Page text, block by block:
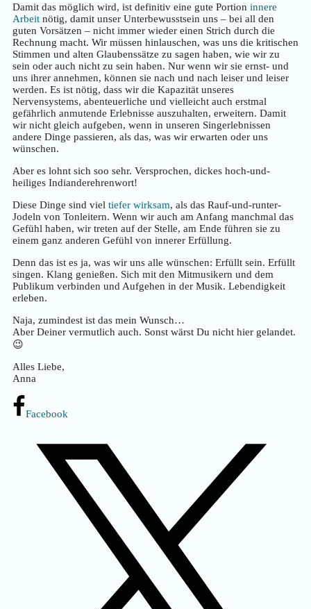
Damit das möglich wird, ist definitiv eine gute Portion innere
Arbeit nötig, damit unser Unterbewusstsein uns – bei all den
guten Vorsätzen – nicht immer wieder einen Strich durch die
Rechnung macht. Wir müssen hinlauschen, was uns die kritischen
Stimmen und alten Glaubenssätze zu sagen haben, wie wir zu
sein oder auch nicht zu sein haben. Nur wenn wir sie ernst- und
uns ihrer annehmen, können sie nach und nach leiser und leiser
werden. Es ist nötig, dass wir die Kapazität unseres
Nervensystems, abenteuerliche und vielleicht auch erstmal
gefährlich anmutende Erlebnisse auszuhalten, erweitern. Damit
wir nicht gleich aufgeben, wenn in unseren Singerlebnissen
andere Dinge passieren, als das, was wir erwarten oder uns
wünschen.
Aber es lohnt sich soo sehr. Versprochen, dickes hoch-und-
heiliges Indianderehrenwort!
Diese Dinge sind viel tiefer wirksam, als das Rauf-und-runter-
Jodeln von Tonleitern. Wenn wir auch am Anfang manchmal das
Gefühl haben, wir treten auf der Stelle, am Ende führen sie zu
einem ganz anderen Gefühl von innerer Erfüllung.
Denn das ist es ja, was wir uns alle wünschen: Erfüllt sein. Erfüllt
singen. Klang genießen. Sich mit den Mitmusikern und dem
Publikum verbinden und Aufgehen in der Musik. Lebendigkeit
erleben.
Naja, zumindest ist das mein Wunsch…
Aber Deiner vermutlich auch. Sonst wärst Du nicht hier gelandet.
😉
Alles Liebe,
Anna
Facebook